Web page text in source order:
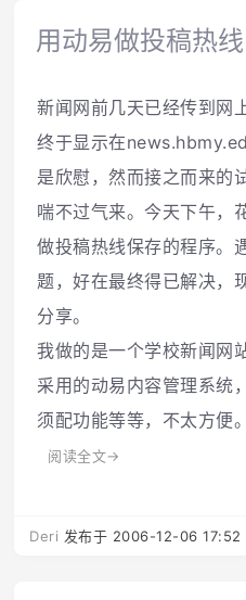
用动易做投稿热线
新闻网前几天已经传到网
终于显示在
是欣慰，然而接之而来的
喘不过气来。今天下午，
做投稿热线保存的程序。
题，好在最终得已解决，
分享。
我做的是一个学校新闻网
采用的动易内容管理系统
须配功能等等，不太方便
阅读全文→
Deri 发布于 2006-12-06 17:52